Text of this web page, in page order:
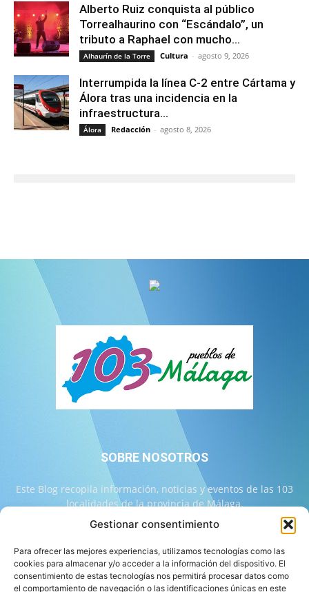
Gestionar consentimiento
Para ofrecer las mejores experiencias, utilizamos tecnologías como las
cookies para almacenar y/o acceder a la información del dispositivo. El
consentimiento de estas tecnologías nos permitirá procesar datos como
el comportamiento de navegación o las identificaciones únicas en este
Alberto Ruiz conquista al público
Torrealhaurino con “Escándalo”, un
tributo a Raphael con mucho...
Alhaurín de la Torre Cultura - agosto 9, 2026
Interrumpida la línea C-2 entre Cártama y
Álora tras una incidencia en la
infraestructura...
Álora Redacción - agosto 8, 2026
SOBRE NOSOTROS
Este Blog recopila información, noticias y eventos de las 103
localidades de la provincia de Málaga.
Contáctanos: info@103malaga.com
SÍGUENOS